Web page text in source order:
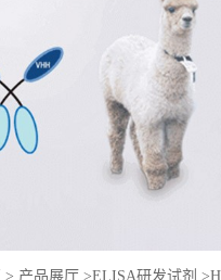
> 产品展厅 >ELISA研发试剂 >